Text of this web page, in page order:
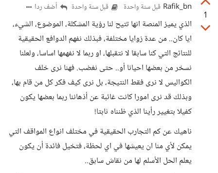
1
Rafik_bn قبل سنة واحدة قبل سنة واحدة أضف ردا
الذي يميز المنصة انها تتيح لنا رؤية المشكلة، الموضوع، الشيء،
ايا كان.. من عدة زوايا مختلفة، فبذلك نفهم الدوافع الحقيقية
للنتائج التي كنا سابقا لا نتقبلها، او ربما لا نفهمها اساسا، ولعلنا
نسخر من بعضها احيانا أو.. حتى نغضب. فهنا نرى خلف
الكواليس لا نرى فقط النتيجة، بل نرى كيف فكر كل من قام بها،
وبذلك قد نرى امورا كانت غائبة عن أذهاننا ربما بعضها يكون
كفيلا بتغيير رأينا الذي ظنناه ثابتا!
ناهيك عن كم التجارب الحقيقية في مختلف انواع المواقف التي
يمكن لأي منا ان يعيشها في اي لحظة، فتخيل فائدة أن يكون
يعلم الحل الأسلم لها من نقاش سابق..